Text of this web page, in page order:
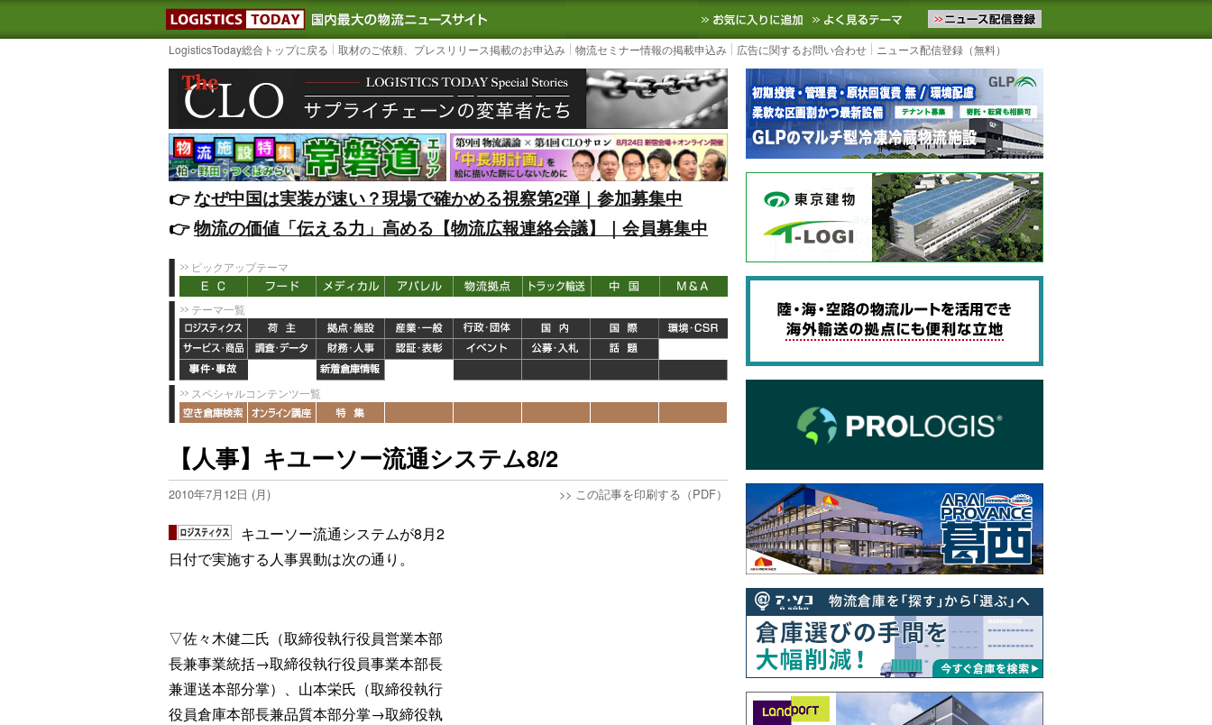
LOGISTICS TODAY｜国内最大の物流ニュースサイト3PL, SCMなど国内外の最新の物流ニュースをお届けします。物流ニュースメール配信を登録す
お気に入りに追加 よく見るテーマ
LogisticsToday総合トップに戻る 取材のご依頼、プレスリリース掲載のお申込み 物流セミナー情報の掲載申込み 広告に関するお問い合わせ ニュース配信登録（無料）
👉️なぜ中国は実装が速い？現場で確かめる視察第2弾｜参加募集中
👉️物流の価値「伝える力」高める【物流広報連絡会議】｜会員募集中
ピックアップテーマ
テーマ一覧
スペシャルコンテンツ一覧
【人事】キユーソー流通システム8/2
2010年7月12日 (月) >> この記事を印刷する（PDF）
キユーソー流通システムが8月2
日付で実施する人事異動は次の通り。
▽佐々木健二氏（取締役執行役員営業本部
長兼事業統括→取締役執行役員事業本部長
兼運送本部分掌）、山本栄氏（取締役執行
役員倉庫本部長兼品質本部分掌→取締役執